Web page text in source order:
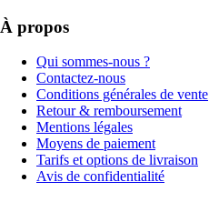
À propos
Qui sommes-nous ?
Contactez-nous
Conditions générales de vente
Retour & remboursement
Mentions légales
Moyens de paiement
Tarifs et options de livraison
Avis de confidentialité